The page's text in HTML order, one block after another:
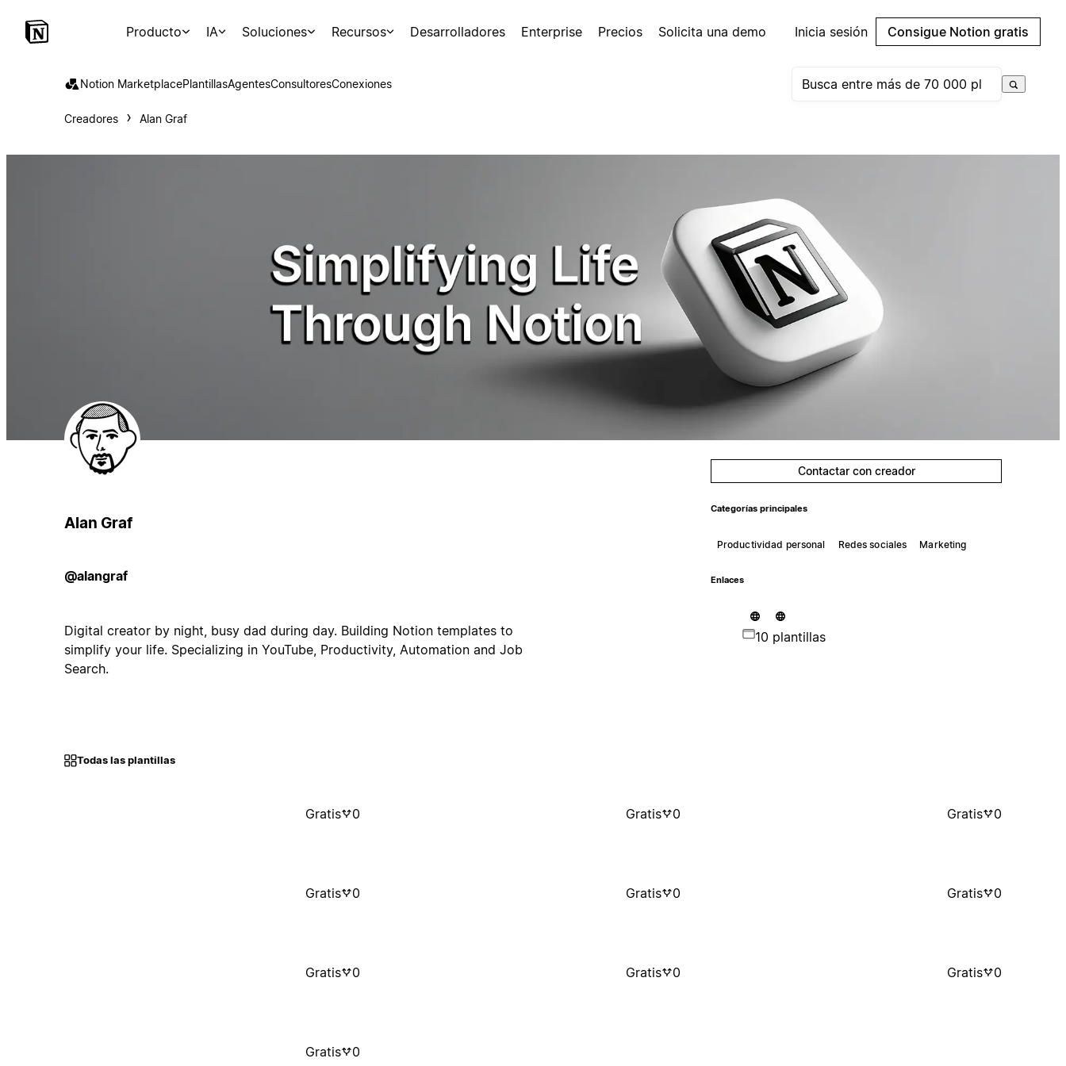
Producto IA Soluciones Recursos Desarrolladores Enterprise Precios Solicita una demo Inicia sesión Consigue Notion gratis
Notion MarketplacePlantillasAgentesConsultoresConexiones
Creadores Alan Graf
Alan Graf
@alangraf
Digital creator by night, busy dad during day. Building Notion templates to
simplify your life. Specializing in YouTube, Productivity, Automation and Job
Search.
Contactar con creador
Categorías principales
Productividad personal Redes sociales Marketing
Enlaces
10 plantillas
Todas las plantillas
Gratis 0 Gratis 0 Gratis 0
Gratis 0 Gratis 0 Gratis 0
Gratis 0 Gratis 0 Gratis 0
Gratis 0